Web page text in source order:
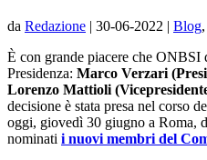
da Redazione | 30-06-2022 | Blog,
È con grande piacere che ONBSI
Presidenza: Marco Verzari
Lorenzo Mattioli
decisione è stata presa nel corso
oggi, giovedì 30 giugno a Roma,
nominati i nuovi membri del